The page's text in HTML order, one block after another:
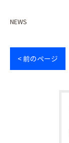
NEWS
< 前のページ